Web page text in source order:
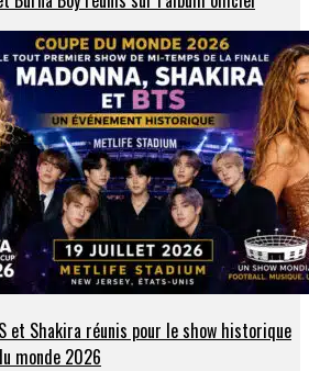
et Shakira réunis pour le show historique
monde 2026